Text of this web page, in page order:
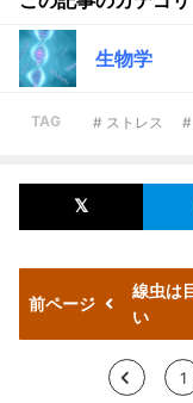
生物学
TAG # ストレス
前ページ
線虫は
い
< 1